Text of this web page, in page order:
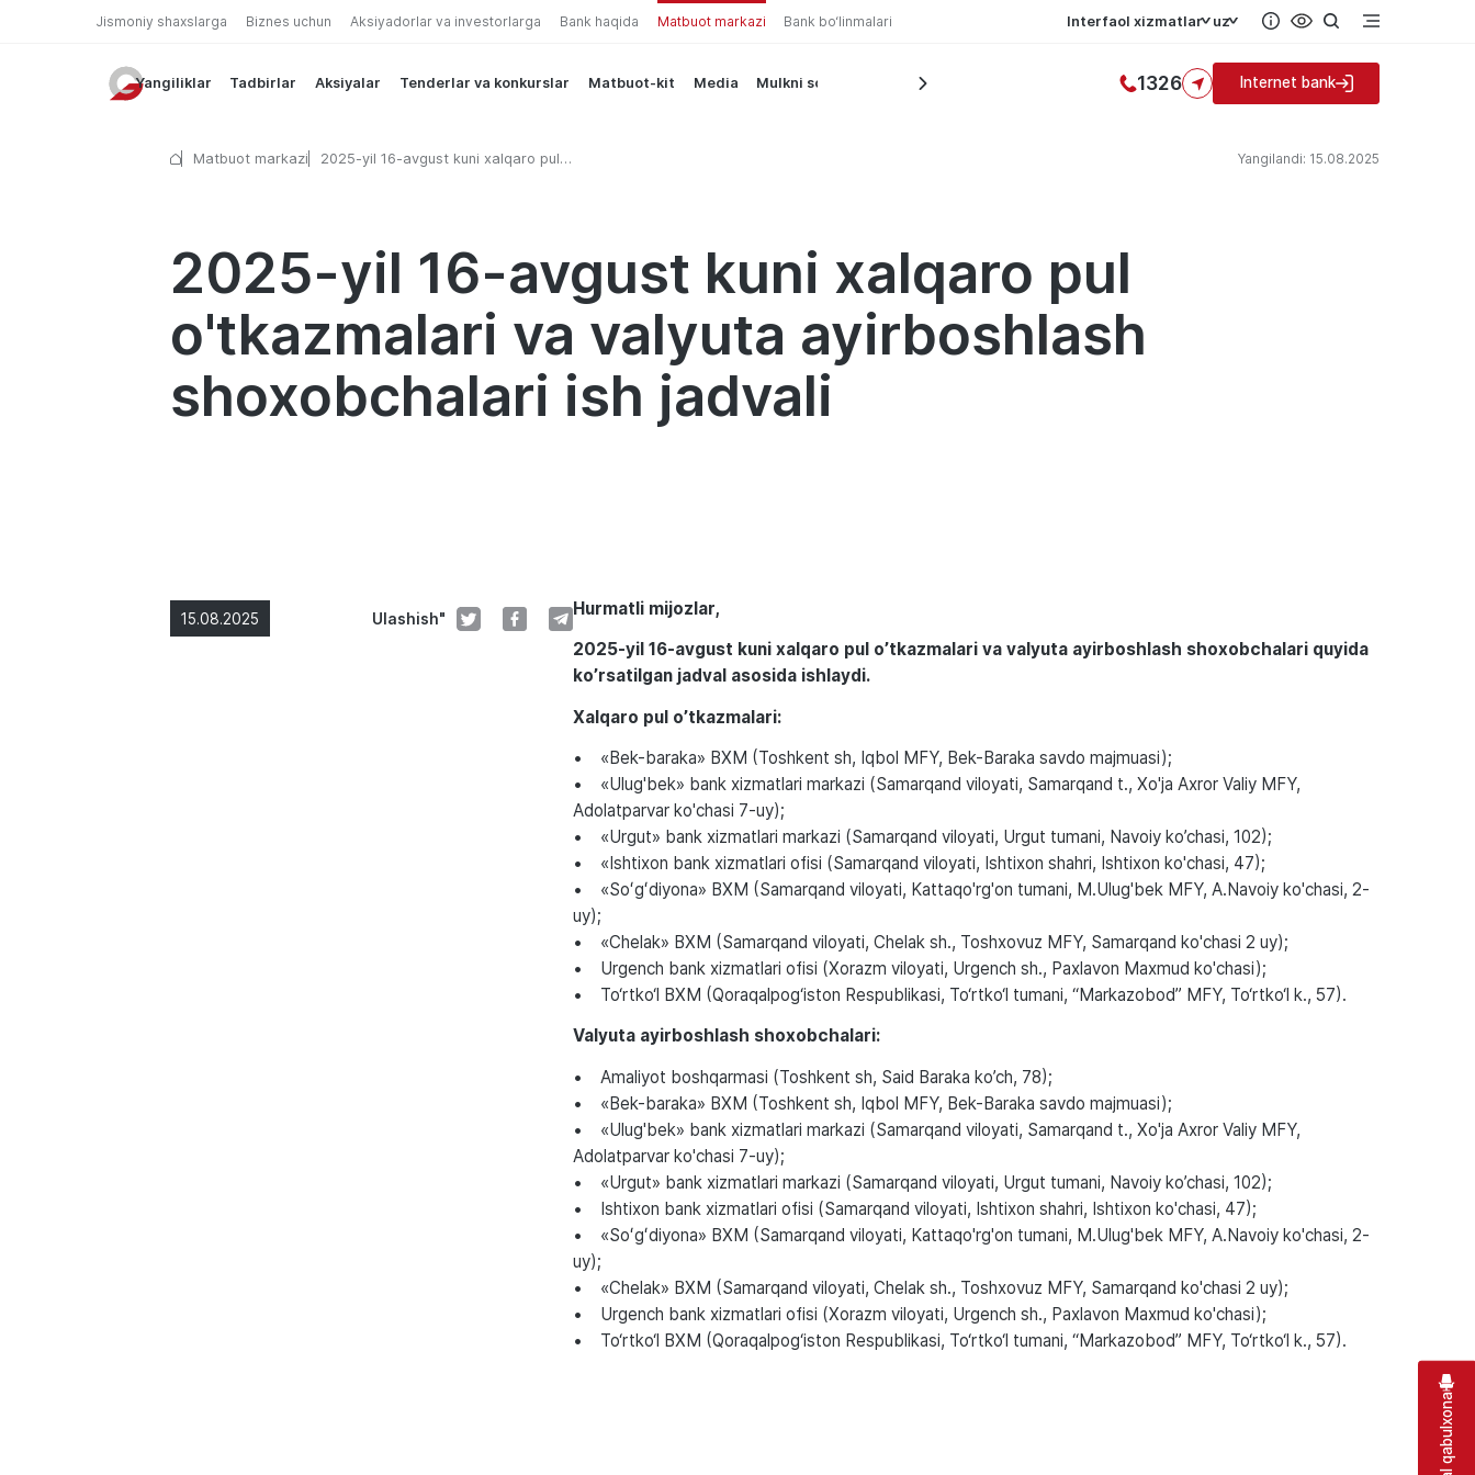
Jismoniy shaxslarga Biznes uchun Aksiyadorlar va investorlarga Bank haqida Matbuot markazi Bank bo‘linmalari Interfaol xizmatlar uz
Yangiliklar Tadbirlar Aksiyalar Tenderlar va konkurslar Matbuot-kit Media Mulkni sotish 1326 Internet bank
Matbuot markazi
2025-yil 16-avgust kuni xalqaro pul
Yangilandi: 15.08.2025
2025-yil 16-avgust kuni xalqaro pul
o'tkazmalari va valyuta ayirboshlash
shoxobchalari ish jadvali
15.08.2025 Ulashish"
Hurmatli mijozlar,
2025-yil 16-avgust kuni xalqaro pul o’tkazmalari va valyuta ayirboshlash shoxobchalari quyida
ko’rsatilgan jadval asosida ishlaydi.
Xalqaro pul o’tkazmalari:
• «Bek-baraka» BXM (Toshkent sh, Iqbol MFY, Bek-Baraka savdo majmuasi);
• «Ulug'bek» bank xizmatlari markazi (Samarqand viloyati, Samarqand t., Xo'ja Axror Valiy MFY,
Adolatparvar ko'chasi 7-uy);
• «Urgut» bank xizmatlari markazi (Samarqand viloyati, Urgut tumani, Navoiy ko’chasi, 102);
• «Ishtixon bank xizmatlari ofisi (Samarqand viloyati, Ishtixon shahri, Ishtixon ko'chasi, 47);
• «Soʻgʻdiyona» BXM (Samarqand viloyati, Kattaqo'rg'on tumani, M.Ulug'bek MFY, A.Navoiy ko'chasi, 2-
uy);
• «Chelak» BXM (Samarqand viloyati, Chelak sh., Toshxovuz MFY, Samarqand ko'chasi 2 uy);
• Urgench bank xizmatlari ofisi (Xorazm viloyati, Urgench sh., Paxlavon Maxmud ko'chasi);
• To‘rtko‘l BXM (Qoraqalpog‘iston Respublikasi, To‘rtko‘l tumani, “Markazobod” MFY, To‘rtko‘l k., 57).
Valyuta ayirboshlash shoxobchalari:
• Amaliyot boshqarmasi (Toshkent sh, Said Baraka ko’ch, 78);
• «Bek-baraka» BXM (Toshkent sh, Iqbol MFY, Bek-Baraka savdo majmuasi);
• «Ulug'bek» bank xizmatlari markazi (Samarqand viloyati, Samarqand t., Xo'ja Axror Valiy MFY,
Adolatparvar ko'chasi 7-uy);
• «Urgut» bank xizmatlari markazi (Samarqand viloyati, Urgut tumani, Navoiy ko’chasi, 102);
• Ishtixon bank xizmatlari ofisi (Samarqand viloyati, Ishtixon shahri, Ishtixon ko'chasi, 47);
• «Soʻgʻdiyona» BXM (Samarqand viloyati, Kattaqo'rg'on tumani, M.Ulug'bek MFY, A.Navoiy ko'chasi, 2-
uy);
• «Chelak» BXM (Samarqand viloyati, Chelak sh., Toshxovuz MFY, Samarqand ko'chasi 2 uy);
• Urgench bank xizmatlari ofisi (Xorazm viloyati, Urgench sh., Paxlavon Maxmud ko'chasi);
• To‘rtko‘l BXM (Qoraqalpog‘iston Respublikasi, To‘rtko‘l tumani, “Markazobod” MFY, To‘rtko‘l k., 57).